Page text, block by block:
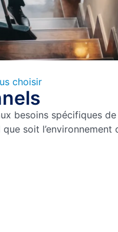
choisir
besoins spécifiques
soit l’environnement